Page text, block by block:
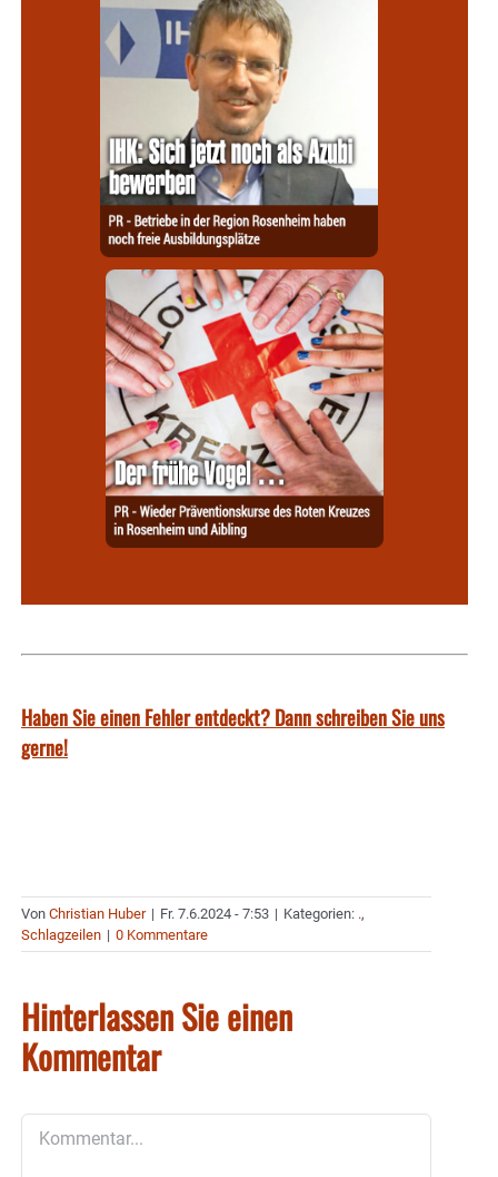
Haben Sie einen Fehler entdeckt? Dann schreiben Sie uns
gerne!
Von Christian Huber | Fr. 7.6.2024 - 7:53 | Kategorien: .,
Schlagzeilen | 0 Kommentare
Hinterlassen Sie einen
Kommentar